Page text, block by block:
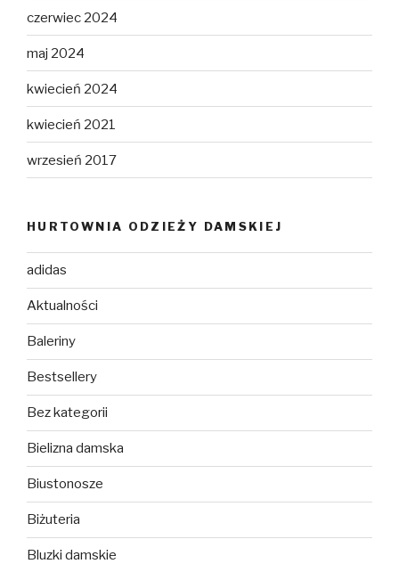
czerwiec 2024
maj 2024
kwiecień 2024
kwiecień 2021
wrzesień 2017
HURTOWNIA ODZIEŻY DAMSKIEJ
adidas
Aktualności
Baleriny
Bestsellery
Bez kategorii
Bielizna damska
Biustonosze
Biżuteria
Bluzki damskie